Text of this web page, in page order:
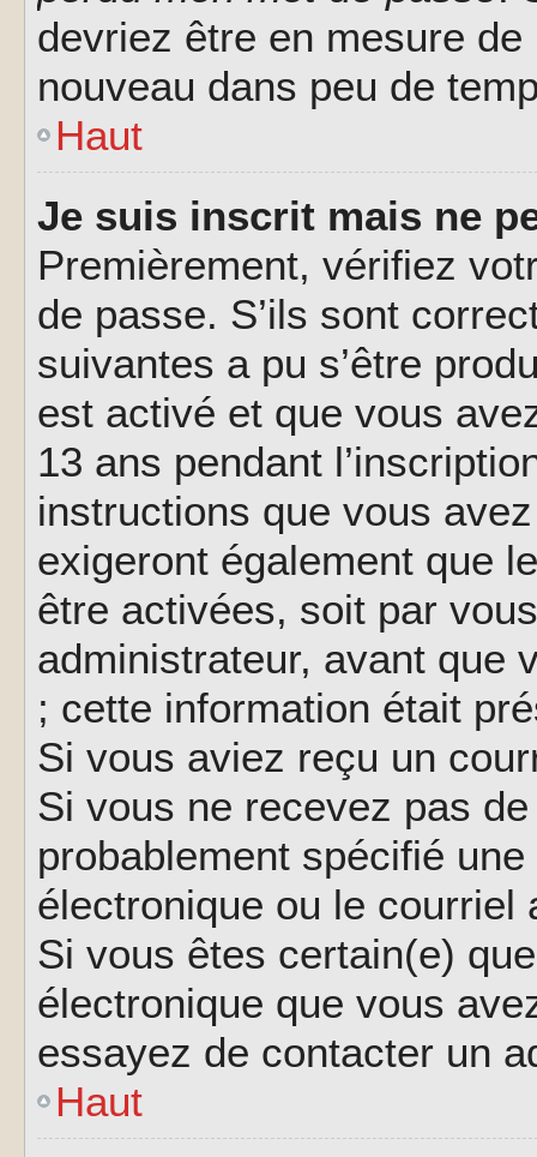
devriez être en mesure
nouveau dans peu de
Haut
Je suis inscrit mais ne
Premièrement, vérifiez
de passe. S’ils sont
suivantes a pu s’être
est activé et que vous
13 ans pendant
instructions que vous
exigeront également que
être activées, soit par
administrateur, avant que
; cette information était
Si vous aviez reçu un
Si vous ne recevez pas
probablement spécifié
électronique ou le courriel
Si vous êtes certain(e)
électronique que vous
essayez de contacter un
Haut